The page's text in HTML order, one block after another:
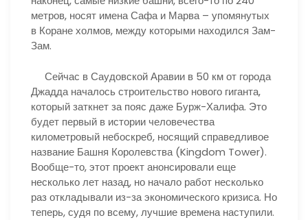
метров, носят имена Сафа и Марва – упомянутых
в Коране холмов, между которыми находился Зам-
Зам.
Сейчас в Саудовской Аравии в 50 км от города
Джадда началось строительство нового гиганта,
который заткнет за пояс даже Бурж-Халифа. Это
будет первый в истории человечества
километровый небоскреб, носящий справедливое
название Башня Королевства (Kingdom Tower).
Вообще-то, этот проект анонсировали еще
несколько лет назад, но начало работ несколько
раз откладывали из-за экономического кризиса. Но
теперь, судя по всему, лучшие времена наступили.